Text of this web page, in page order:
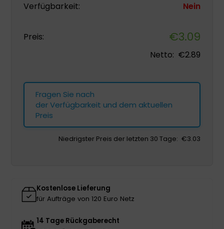
Verfügbarkeit: Nein
Preis: €3.09
Netto: €2.89
Fragen Sie nach
der Verfügbarkeit und dem aktuellen
Preis
Niedrigster Preis der letzten 30 Tage: €3.03
Kostenlose Lieferung
für Aufträge von 120 Euro Netz
14 Tage Rückgaberecht